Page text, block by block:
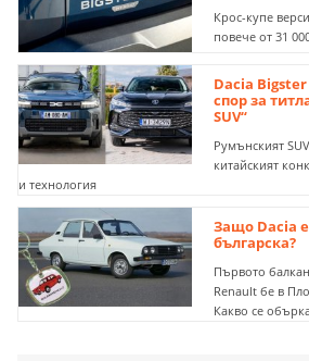
Крос-купе
повече от 31
Dacia
спор за
SUV“
Румънският
китайският
и технология
Защо Dacia
българска?
Първото
Renault бе в
Какво се